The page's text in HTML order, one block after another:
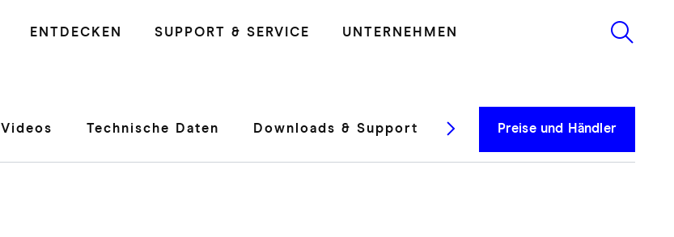
ENTDECKEN SUPPORT & SERVICE UNTERNEHMEN
Videos Technische Daten Downloads & Support TestberichtePreise und Händler